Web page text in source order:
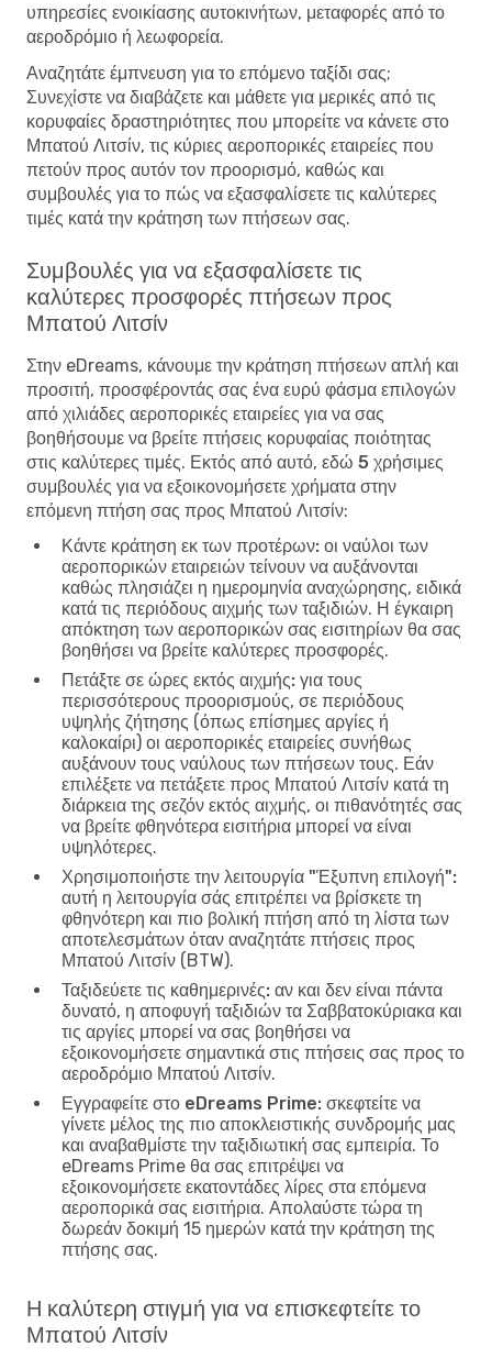
υπηρεσίες ενοικίασης αυτοκινήτων, μεταφορές από το
αεροδρόμιο ή λεωφορεία.
Αναζητάτε έμπνευση για το επόμενο ταξίδι σας;
Συνεχίστε να διαβάζετε και μάθετε για μερικές από τις
κορυφαίες δραστηριότητες που μπορείτε να κάνετε στο
Μπατού Λιτσίν, τις κύριες αεροπορικές εταιρείες που
πετούν προς αυτόν τον προορισμό, καθώς και
συμβουλές για το πώς να εξασφαλίσετε τις καλύτερες
τιμές κατά την κράτηση των πτήσεων σας.
Συμβουλές για να εξασφαλίσετε τις
καλύτερες προσφορές πτήσεων προς
Μπατού Λιτσίν
Στην eDreams, κάνουμε την κράτηση πτήσεων απλή και
προσιτή, προσφέροντάς σας ένα ευρύ φάσμα επιλογών
από χιλιάδες αεροπορικές εταιρείες για να σας
βοηθήσουμε να βρείτε πτήσεις κορυφαίας ποιότητας
στις καλύτερες τιμές. Εκτός από αυτό, εδώ 5 χρήσιμες
συμβουλές για να εξοικονομήσετε χρήματα στην
επόμενη πτήση σας προς Μπατού Λιτσίν:
Κάντε κράτηση εκ των προτέρων: οι ναύλοι των
αεροπορικών εταιρειών τείνουν να αυξάνονται
καθώς πλησιάζει η ημερομηνία αναχώρησης, ειδικά
κατά τις περιόδους αιχμής των ταξιδιών. Η έγκαιρη
απόκτηση των αεροπορικών σας εισιτηρίων θα σας
βοηθήσει να βρείτε καλύτερες προσφορές.
Πετάξτε σε ώρες εκτός αιχμής: για τους
περισσότερους προορισμούς, σε περιόδους
υψηλής ζήτησης (όπως επίσημες αργίες ή
καλοκαίρι) οι αεροπορικές εταιρείες συνήθως
αυξάνουν τους ναύλους των πτήσεων τους. Εάν
επιλέξετε να πετάξετε προς Μπατού Λιτσίν κατά τη
διάρκεια της σεζόν εκτός αιχμής, οι πιθανότητές σας
να βρείτε φθηνότερα εισιτήρια μπορεί να είναι
υψηλότερες.
Χρησιμοποιήστε την λειτουργία "Έξυπνη επιλογή":
αυτή η λειτουργία σάς επιτρέπει να βρίσκετε τη
φθηνότερη και πιο βολική πτήση από τη λίστα των
αποτελεσμάτων όταν αναζητάτε πτήσεις προς
Μπατού Λιτσίν (BTW).
Ταξιδεύετε τις καθημερινές: αν και δεν είναι πάντα
δυνατό, η αποφυγή ταξιδιών τα Σαββατοκύριακα και
τις αργίες μπορεί να σας βοηθήσει να
εξοικονομήσετε σημαντικά στις πτήσεις σας προς το
αεροδρόμιο Μπατού Λιτσίν.
Εγγραφείτε στο eDreams Prime: σκεφτείτε να
γίνετε μέλος της πιο αποκλειστικής συνδρομής μας
και αναβαθμίστε την ταξιδιωτική σας εμπειρία. Το
eDreams Prime θα σας επιτρέψει να
εξοικονομήσετε εκατοντάδες λίρες στα επόμενα
αεροπορικά σας εισιτήρια. Απολαύστε τώρα τη
δωρεάν δοκιμή 15 ημερών κατά την κράτηση της
πτήσης σας.
Η καλύτερη στιγμή για να επισκεφτείτε το
Μπατού Λιτσίν